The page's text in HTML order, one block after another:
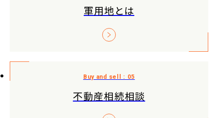
軍用地とは
不動産相続相談